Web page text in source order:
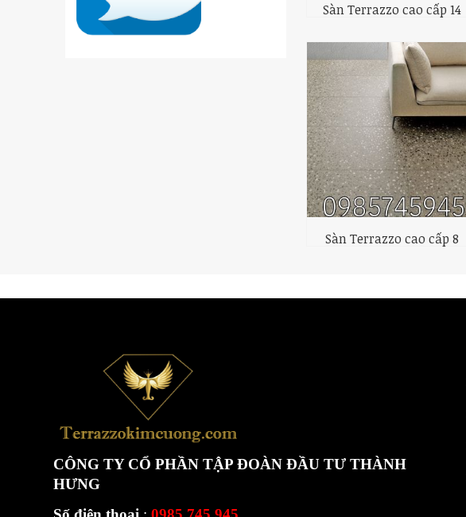
Sàn Terrazzo cao cấp 14
Sàn Terrazzo cao cấp 8
CÔNG TY CỔ PHẦN TẬP ĐOÀN ĐẦU TƯ THÀNH
HƯNG